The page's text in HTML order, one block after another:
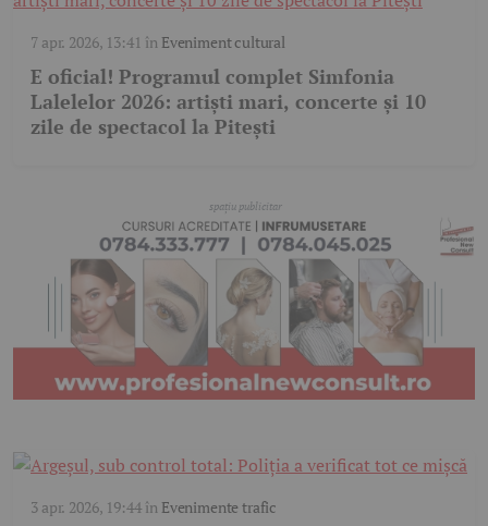
7 apr. 2026, 13:41 în Eveniment cultural
E oficial! Programul complet Simfonia
Lalelelor 2026: artiști mari, concerte și 10
zile de spectacol la Pitești
3 apr. 2026, 19:44în Evenimente trafic